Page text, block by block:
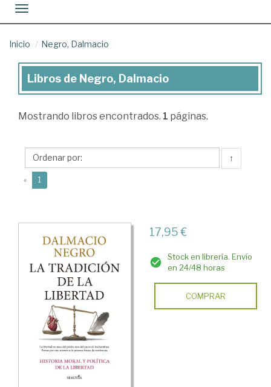
Toggle navigation
Inicio Negro, Dalmacio
Libros
Negro,
Libros de Negro, Dalmacio
Mostrando libros encontrados. 1 páginas.
↑
« 1
17,95 €
Stock en librería. Envío
en 24/48 horas
COMPRAR